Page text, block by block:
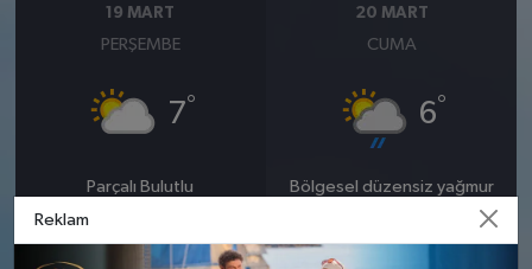
19 MART
PERŞEMBE
7°
Parçalı Bulutlu
Rüzgar: 12 km/h
20 MART
CUMA
6°
Bölgesel düzensiz yağmur
Reklam